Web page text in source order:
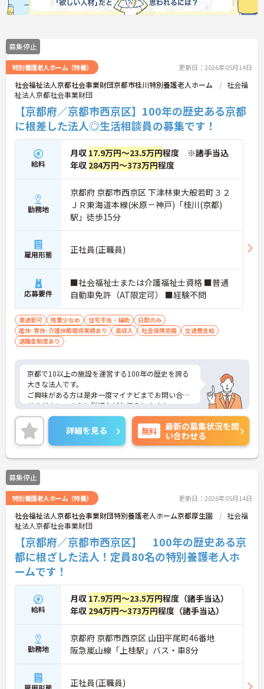
募集停止
特別養護老人ホーム（特養） 更新日：2026年05月14日
社会福祉法人京都社会事業財団京都市桂川特別養護老人ホーム
社会福
祉法人京都社会事業財団
【京都府／京都市西京区】100年の歴史ある京都
に根差した法人◎生活相談員の募集です！
給料
月収 17.9万円～23.5万円程度 ※諸手当込
年収 284万円～373万円程度
勤務地
京都府 京都市西京区 下津林東大般若町３２
ＪＲ東海道本線(米原－神戸)「桂川(京都)
駅」徒歩15分
雇用形態 正社員(正職員)
応募要件
■社会福祉士または介護福祉士資格 ■普通
自動車免許（AT限定可） ■経験不問
車通勤可 残業少なめ 住宅手当・補助
日勤のみ
産休･育休･介護休暇取得実績あり
高収入 社会保険完備
交通費支給
退職金制度あり
京都で10以上の施設を運営する100年の歴史を誇る
大きな法人です。
ご興味がある方は是非一度マイナビまでお問い合わ
せください。さらに詳細などお伝えします！
詳細を見る 無料
最新の募集状況を問
い合わせる
募集停止
特別養護老人ホーム（特養） 更新日：2026年05月14日
社会福祉法人京都社会事業財団特別養護老人ホーム京都厚生園
社会福
祉法人京都社会事業財団
【京都府／京都市西京区】 100年の歴史ある京
都に根ざした法人！定員80名の特別養護老人ホ
ームです！
給料
月収 17.9万円～23.5万円程度（諸手当込）
年収 294万円～373万円程度（諸手当込）
勤務地
京都府 京都市西京区 山田平尾町46番地
阪急嵐山線「上桂駅」バス・車8分
正社員(正職員)